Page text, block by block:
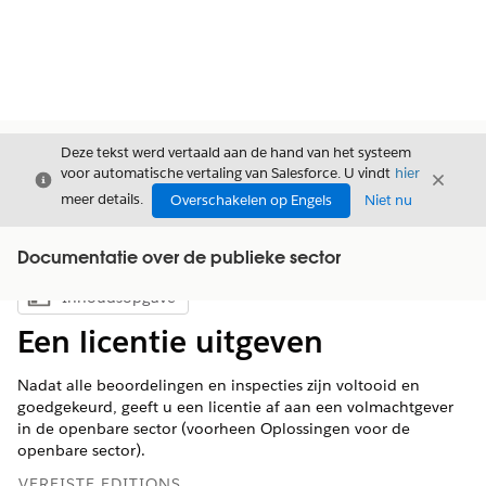
Sluiten
Deze tekst werd vertaald aan de hand van het systeem
voor automatische vertaling van Salesforce. U vindt hier
meer details.
Overschakelen op Engels Niet nu
Sluiten
Documentatie over de publieke sector
Inhoudsopgave weergeven
Inhoudsopgave
Een licentie uitgeven
Nadat alle beoordelingen en inspecties zijn voltooid en
goedgekeurd, geeft u een licentie af aan een volmachtgever
in de openbare sector (voorheen Oplossingen voor de
openbare sector).